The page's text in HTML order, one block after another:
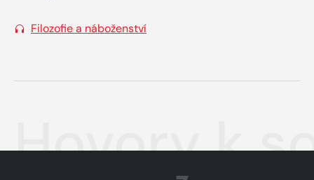
Filozofie a náboženství
Hovory k